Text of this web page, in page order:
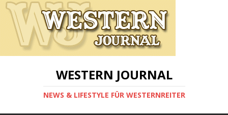
WESTERN JOURNAL
NEWS & LIFESTYLE FÜR WESTERNREITER